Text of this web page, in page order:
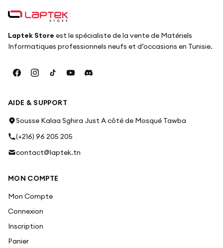
Laptek Store est le spécialiste de la vente de Matériels
Informatiques professionnels neufs et d’occasions en Tunisie.
AIDE & SUPPORT
Sousse Kalaa Sghira Just A côté de Mosqué Tawba
(+216) 96 205 205
contact@laptek.tn
MON COMPTE
Mon Compte
Connexion
Inscription
Panier